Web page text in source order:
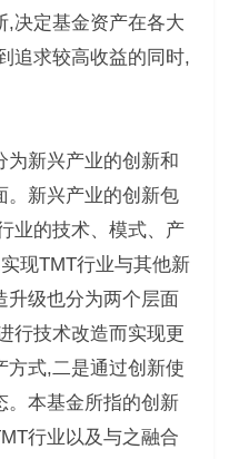
,决定基金资产在各大
追求较高收益的同时,
为新兴产业的创新和
。新兴产业的创新包
业的技术、模式、产
现TMT行业与其他新
升级也分为两个层面
行技术改造而实现更
方式,二是通过创新使
。本基金所指的创新
行业以及与之融合